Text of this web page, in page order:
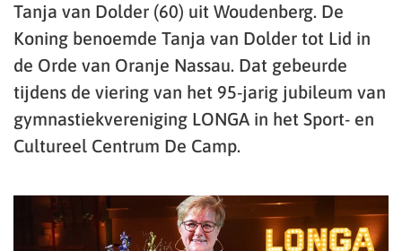
Tanja van Dolder (60) uit Woudenberg. De
Koning benoemde Tanja van Dolder tot Lid in
de Orde van Oranje Nassau. Dat gebeurde
tijdens de viering van het 95-jarig jubileum van
gymnastiekvereniging LONGA in het Sport- en
Cultureel Centrum De Camp.